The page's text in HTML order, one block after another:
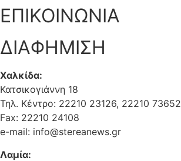
ΕΠΙΚΟΙΝΩΝΙΑ
ΔΙΑΦΗΜΙΣΗ
Χαλκίδα:
Κατσικογιάννη 18
Τηλ. Κέντρο: 22210 23126, 22210 73652
Fax: 22210 24108
e-mail: info@stereanews.gr
Λαμία: